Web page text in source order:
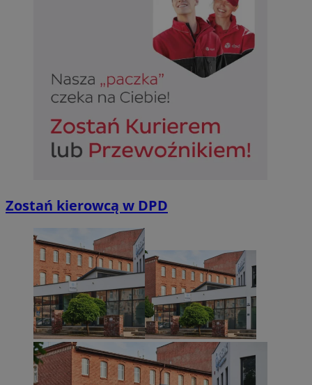
Zostań kierowcą w DPD